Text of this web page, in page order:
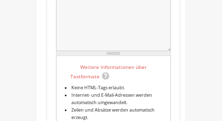
Weitere Informationen über
Textformate
Keine HTML-Tags erlaubt.
Internet- und E-Mail-Adressen werden
automatisch umgewandelt.
Zeilen und Absätze werden automatisch
erzeugt.